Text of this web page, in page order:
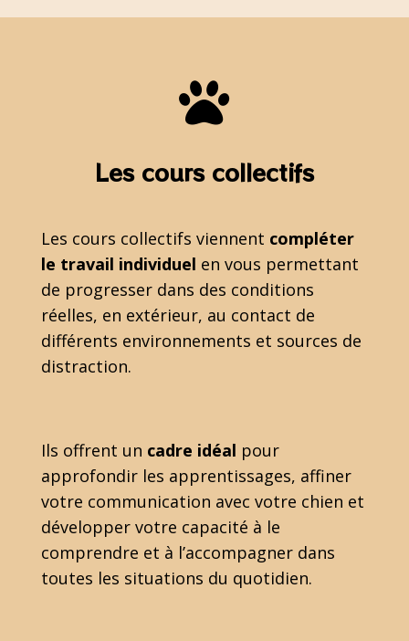

Les cours collectifs
Les cours collectifs viennent compléter
le travail individuel en vous permettant
de progresser dans des conditions
réelles, en extérieur, au contact de
différents environnements et sources de
distraction.
Ils offrent un cadre idéal pour
approfondir les apprentissages, affiner
votre communication avec votre chien et
développer votre capacité à le
comprendre et à l’accompagner dans
toutes les situations du quotidien.